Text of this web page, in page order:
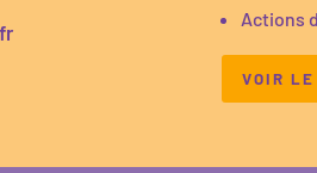
Actions
VOIR